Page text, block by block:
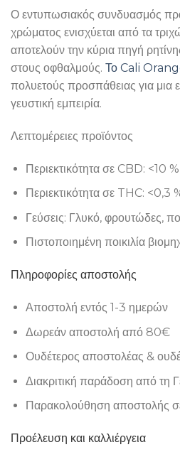
Ο εντυπωσιακός συνδυασμός
χρώματος ενισχύεται από τα
αποτελούν την κύρια πηγή
στους οφθαλμούς. Το Cali
πολυετούς προσπάθειας για μια
γευστική εμπειρία.
Λεπτομέρειες προϊόντος
Περιεκτικότητα σε CBD: <10 %
Περιεκτικότητα σε THC: <0,3
Γεύσεις: Γλυκό, φρουτώδες,
Πιστοποιημένη ποικιλία
Πληροφορίες αποστολής
Αποστολή εντός 1-3 ημερών
Δωρεάν αποστολή από 80€
Ουδέτερος αποστολέας &
Διακριτική παράδοση από τη
Παρακολούθηση αποστολής
Προέλευση και καλλιέργεια